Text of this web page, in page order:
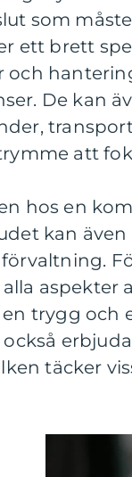
som
ett brett
och
De kan
att
hos en
kan
aspekter
en trygg
täcker